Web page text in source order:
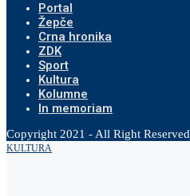
Portal
Žepče
Crna hronika
ZDK
Sport
Kultura
Kolumne
In memoriam
Copyright 2021 - All Right Reserved
KULTURA